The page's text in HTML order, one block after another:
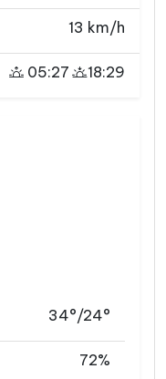
13 km/h
05:27 18:29
34°/24°
72%